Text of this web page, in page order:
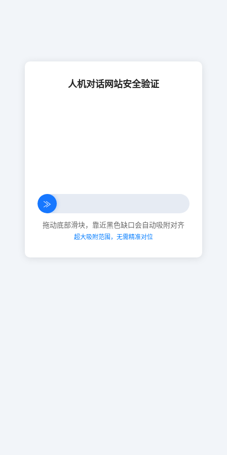
人机对话网站安全验证
≫
拖动底部滑块，靠近黑色缺口会自动吸附对齐
超大吸附范围，无需精准对位